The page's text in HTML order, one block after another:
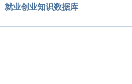
就业创业知识数据库